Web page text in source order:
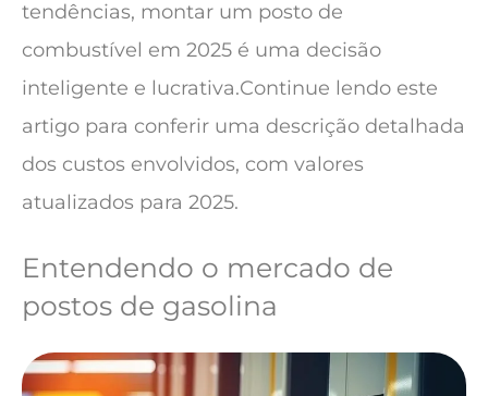
tendências, montar um posto de
combustível em 2025 é uma decisão
inteligente e lucrativa.Continue lendo este
artigo para conferir uma descrição detalhada
dos custos envolvidos, com valores
atualizados para 2025.
Entendendo o mercado de
postos de gasolina